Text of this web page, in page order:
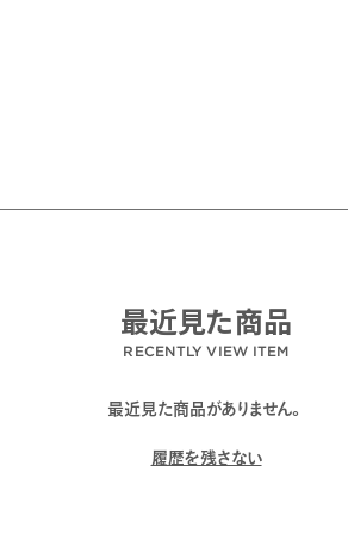
RECENTLY VIEW ITEM
最近見た商品
最近見た商品がありません。
履歴を残さない